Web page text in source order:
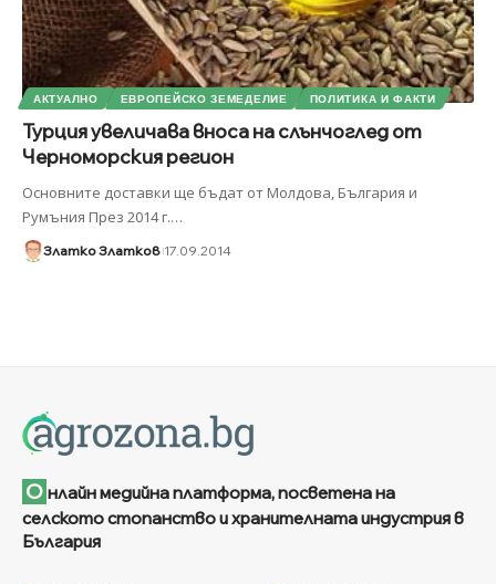
АКТУАЛНО ЕВРОПЕЙСКО ЗЕМЕДЕЛИЕ ПОЛИТИКА И ФАКТИ
Турция увеличава вноса на слънчоглед от
Черноморския регион
Основните доставки ще бъдат от Молдова, България и
Румъния През 2014 г.…
Златко Златков 17.09.2014
О нлайн медийна платформа, посветена на
селското стопанство и хранителната индустрия в
България